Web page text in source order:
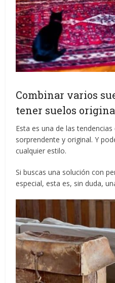
Combinar varios
tener suelos
Esta es una de las
sorprendente y original. Y
cualquier estilo.
Si buscas una solución con
especial, esta es, sin duda,